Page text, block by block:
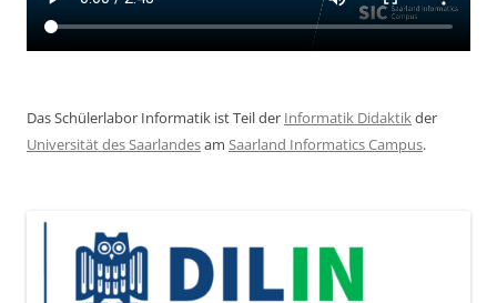
Das Schülerlabor Informatik ist Teil der Informatik Didaktikder
Universität des Saarlandesam Saarland Informatics Campus.